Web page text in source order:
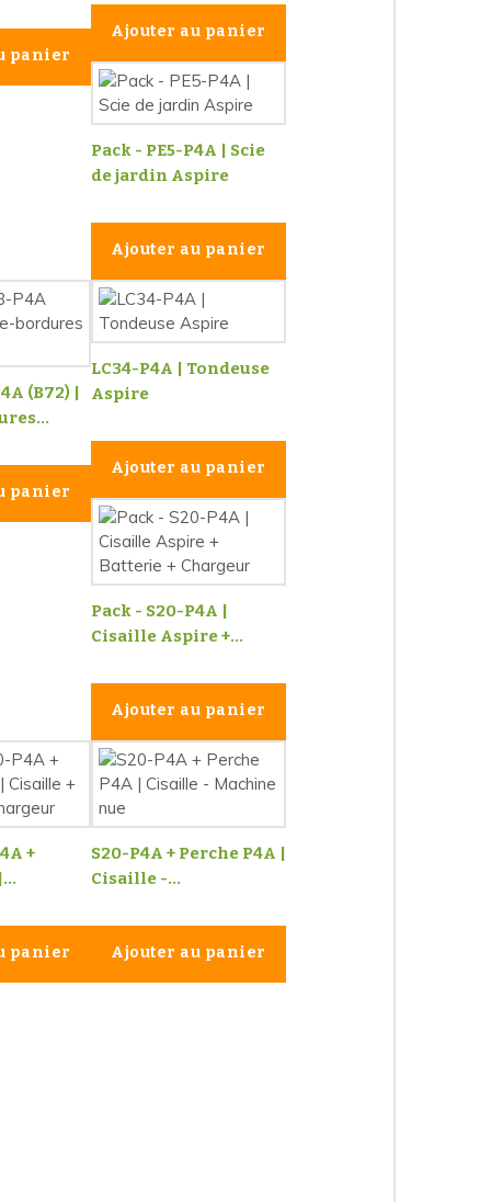
panier
Ajouter au panier
Pack - PE5-P4A | Scie
de jardin Aspire
Ajouter au panier
(B72) |
panier
LC34-P4A | Tondeuse
Aspire
Ajouter au panier
Pack - S20-P4A |
Cisaille Aspire +...
Ajouter au panier
+
panier
S20-P4A + Perche P4A |
Cisaille -...
Ajouter au panier